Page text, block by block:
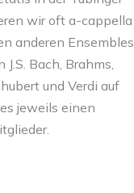
wir oft a-cappella
anderen Ensembles.
Bach, Brahms,
und Verdi auf
jeweils einen